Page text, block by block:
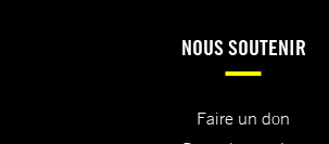
NOUS SOUTENIR
Faire un don